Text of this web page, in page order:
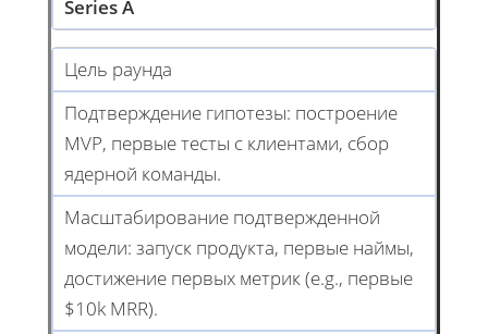
Series A
Цель раунда
Подтверждение гипотезы: построение
MVP, первые тесты с клиентами, сбор
ядерной команды.
Масштабирование подтвержденной
модели: запуск продукта, первые наймы,
достижение первых метрик (e.g., первые
$10k MRR).